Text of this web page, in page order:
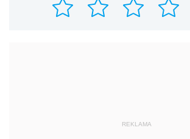
REKLAMA